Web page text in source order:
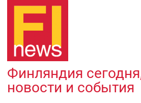
Финляндия
новости и события